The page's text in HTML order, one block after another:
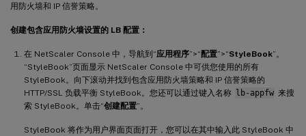
用防火墙和 IP 信誉策略。
创建包含应用防火墙设置的 LB 配置：
在 NetScaler Console 中，导航到“应用程序”>“配置”>“StyleBook”。
“StyleBook”页面显示 NetScaler Console 中可供您使用的所有
StyleBook。向下滚动并找到包含应用防火墙策略和 IP 信誉策略的
HTTP/SSL 负载平衡 StyleBook。您还可以通过键入名称 lb-appfw 来搜
索 StyleBook。单击“创建配置”。
StyleBook 将作为用户界面页面打开，您可以在其中输入此 StyleBook 中